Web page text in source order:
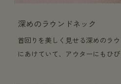
深めのラウンドネック
首回りを美しく見せる深めのラ
にあけていて、アウターにもひび